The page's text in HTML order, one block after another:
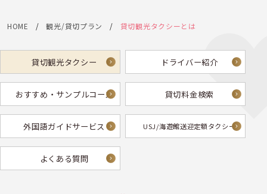
HOME 観光/貸切プラン 貸切観光タクシーとは
貸切観光タクシー ドライバー紹介
おすすめ・サンプルコース 貸切料金検索
外国語ガイドサービス USJ/海遊館送迎定額タクシー
よくある質問